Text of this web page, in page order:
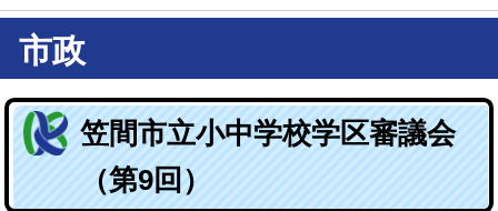
市政
笠間市立小中学校学区審議会
（第9回）